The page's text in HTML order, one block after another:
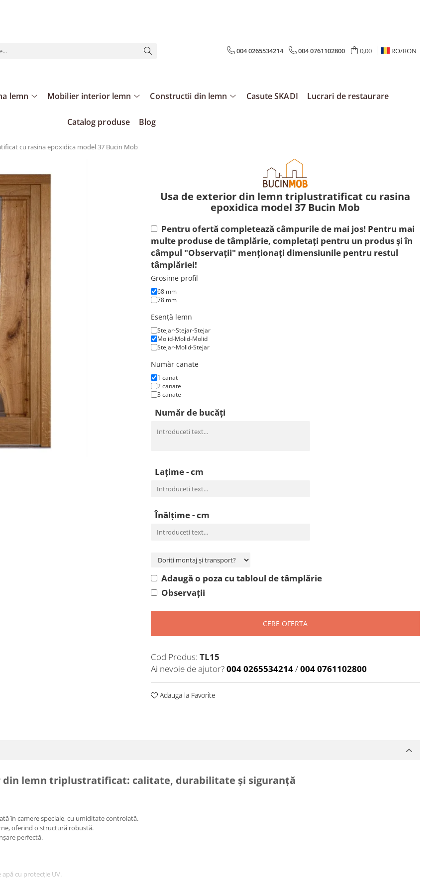
004 0265534214 004 0761102800 0,00 RO/RON
lemn Mobilier interior lemn Constructii din lemn Casute SKADI Lucrari de restaurare
Catalog produse Blog
cu rasina epoxidica model 37 Bucin Mob
Usa de exterior din lemn triplustratificat cu rasina
epoxidica model 37 Bucin Mob
Pentru ofertă completează câmpurile de mai jos! Pentru mai
multe produse de tâmplărie, completați pentru un produs și în
câmpul "Observații" menționați dimensiunile pentru restul
tâmplăriei!
Grosime profil
68 mm
78 mm
Esență lemn
Stejar-Stejar-Stejar
Molid-Molid-Molid
Stejar-Molid-Stejar
Număr canate
1 canat
2 canate
3 canate
Număr de bucăți
Lațime - cm
Înălțime - cm
Adaugă o poza cu tabloul de tâmplărie
Observații
CERE OFERTA
Cod Produs: TL15
Ai nevoie de ajutor?004 0265534214/004 0761102800
Adauga la Favorite
din lemn triplustratificat: calitate, durabilitate și siguranță
în camere speciale, cu umiditate controlată.
oferind o structură robustă.
perfectă.
apă cu protecție UV.